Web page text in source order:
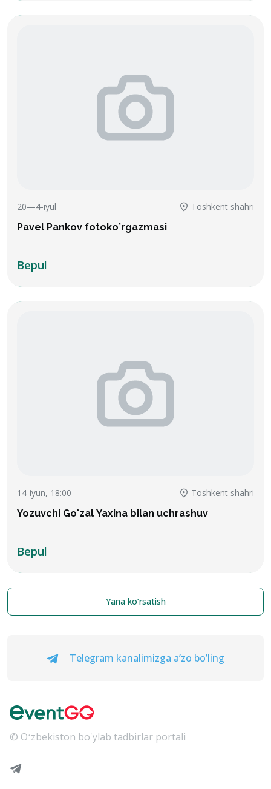
20—4-iyul
Toshkent shahri
Pavel Pankov fotokoʻrgazmasi
Bepul
14-iyun, 18:00
Toshkent shahri
Yozuvchi Goʻzal Yaxina bilan uchrashuv
Bepul
Yana ko’rsatish
Telegram kanalimizga a’zo bo’ling
© Oʻzbekiston bo'ylab tadbirlar portali